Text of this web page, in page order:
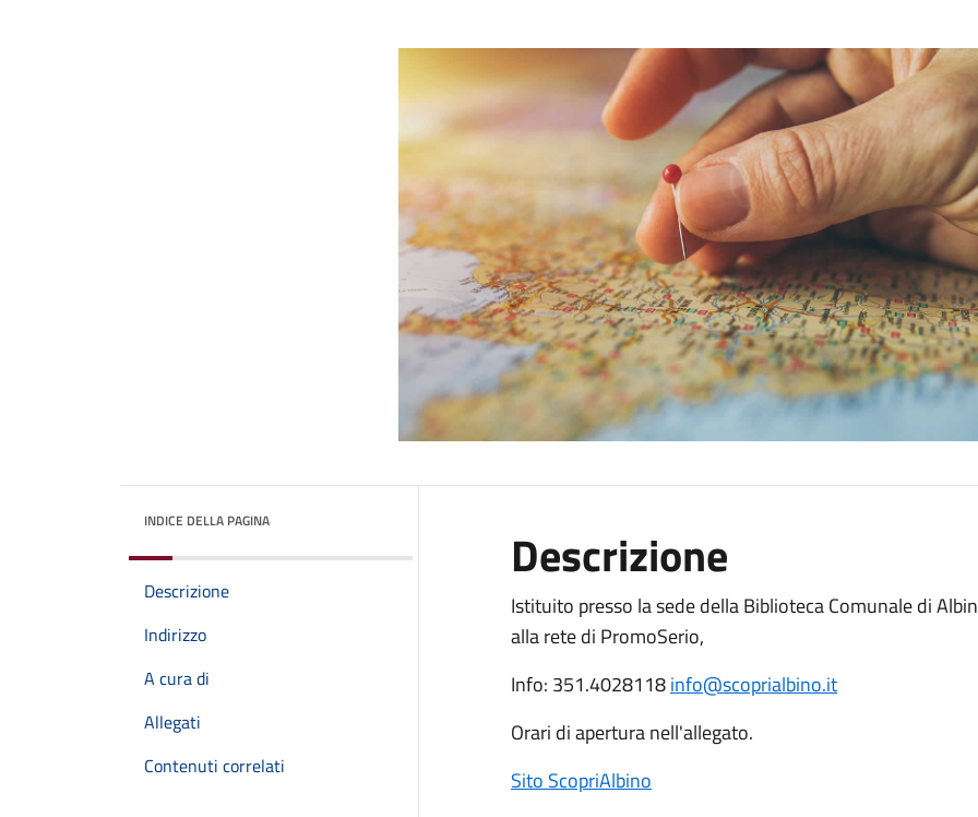
INDICE DELLA PAGINA
Descrizione
Indirizzo
A cura di
Allegati
Contenuti correlati
Descrizione
Istituito presso la sede della Biblioteca Comunale di
alla rete di PromoSerio,
Info: 351.4028118info@scoprialbino.it
Orari di apertura nell'allegato.
Sito ScopriAlbino